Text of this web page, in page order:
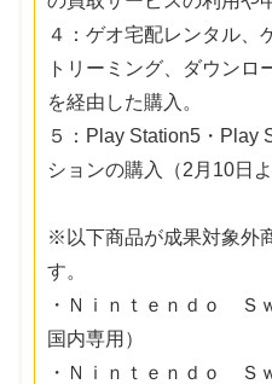
４：ゲオ宅配レンタル、
トリーミング、ダウンロ
を経由した購入。
５：Play Station5・
ションの購入（2月10日よ
※以下商品が成果対象外
す。
・Ｎｉｎｔｅｎｄｏ Ｓ
国内専用）
・Ｎｉｎｔｅｎｄｏ Ｓ